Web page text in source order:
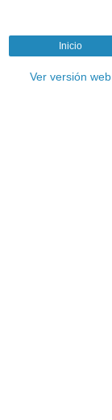
Inicio
Ver versión web